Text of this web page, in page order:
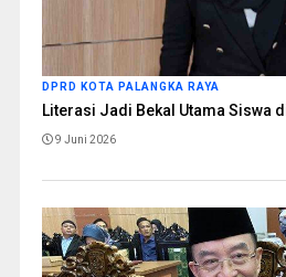
DPRD KOTA PALANGKA RAYA
Literasi Jadi Bekal Utama Siswa
9 Juni 2026